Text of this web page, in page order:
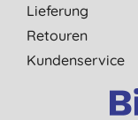
Lieferung
Retouren
Kundenservice